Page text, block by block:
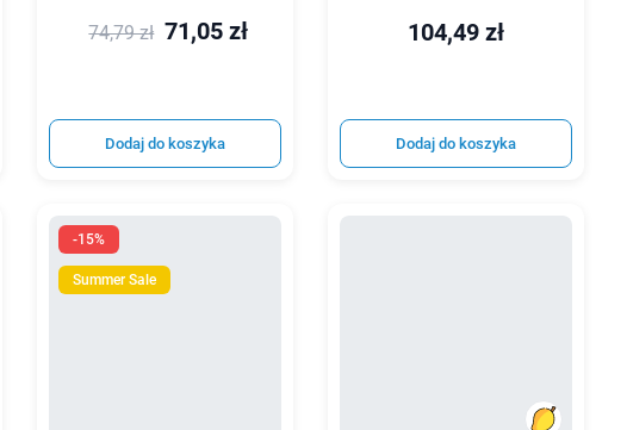
74,79 zł 71,05 zł
Dodaj do koszyka
104,49 zł
Dodaj do koszyka
-15%
Summer Sale